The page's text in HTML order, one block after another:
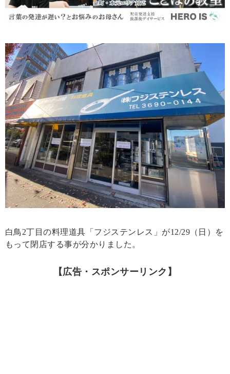
白鳥2丁目の料理道具「フジステンレス」が12/29（日）を
もって閉店する事が分かりました。
【広告・スポンサーリンク】